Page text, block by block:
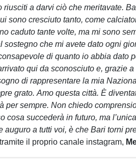
riusciti a darvi ciò che meritavate.
sono cresciuto tanto, come
caduto tante volte, ma mi sono
sostegno che mi avete dato ogni
di quanto io abbia dato
qui da sconosciuto e, grazie
di rappresentare la mia
grato. Amo questa città. È
per sempre. Non chiedo
cosa succederà in futuro, ma
auguro a tutti voi, è che Bari torni
il proprio canale instagram,